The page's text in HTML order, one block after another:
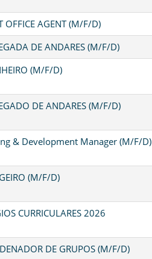
OFFICE AGENT (M/F/D)
DE ANDARES (M/F/D)
(M/F/D)
DE ANDARES (M/F/D)
& Development Manager (M/F/D)
(M/F/D)
CURRICULARES 2026
DE GRUPOS (M/F/D)